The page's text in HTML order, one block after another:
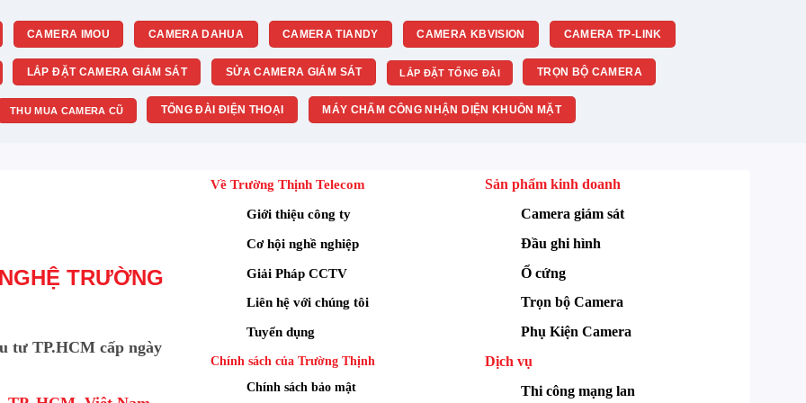
4mm khẩu độ F1.6siêu sáng, thu nhiều ánh sáng hơn
là khu vực thiếu sáng, rõ và sạch hơn. Camera có
bao quát tốt phòng khách, phòng ngủ hoặc văn phòng
quả khi lắp gần cửa sổ hay bị ngược sáng, giữ chi
CAMERA IMOU CAMERA DAHUA CAMERA TIANDY CAMERA KBVISION CAMERA TP-LINK
LẮP ĐẶT CAMERA GIÁM SÁT SỬA CAMERA GIÁM SÁT LẮP ĐẶT TỔNG ĐÀI TRỌN BỘ CAMERA
THU MUA CAMERA CŨ TỔNG ĐÀI ĐIỆN THOẠI MÁY CHẤM CÔNG NHẬN DIỆN KHUÔN MẶT
TRƯỜNG
tư TP.HCM cấp ngày
Về Trường Thịnh Telecom
Giới thiệu công ty
Cơ hội nghề nghiệp
Giải Pháp CCTV
Liên hệ với chúng tôi
Tuyển dụng
Chính sách của Trường Thịnh
Chính sách bảo mật
Sản phẩm kinh doanh
Camera giám sát
Đầu ghi hình
Ổ cứng
Trọn bộ Camera
Phụ Kiện Camera
Dịch vụ
Thi công mạng lan